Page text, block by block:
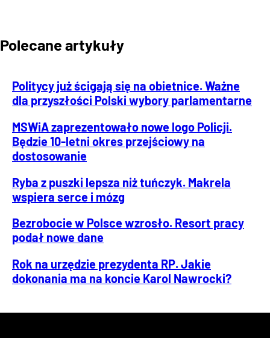
Polecane artykuły
Politycy już ścigają się na obietnice. Ważne
dla przyszłości Polski wybory parlamentarne
MSWiA zaprezentowało nowe logo Policji.
Będzie 10-letni okres przejściowy na
dostosowanie
Ryba z puszki lepsza niż tuńczyk. Makrela
wspiera serce i mózg
Bezrobocie w Polsce wzrosło. Resort pracy
podał nowe dane
Rok na urzędzie prezydenta RP. Jakie
dokonania ma na koncie Karol Nawrocki?